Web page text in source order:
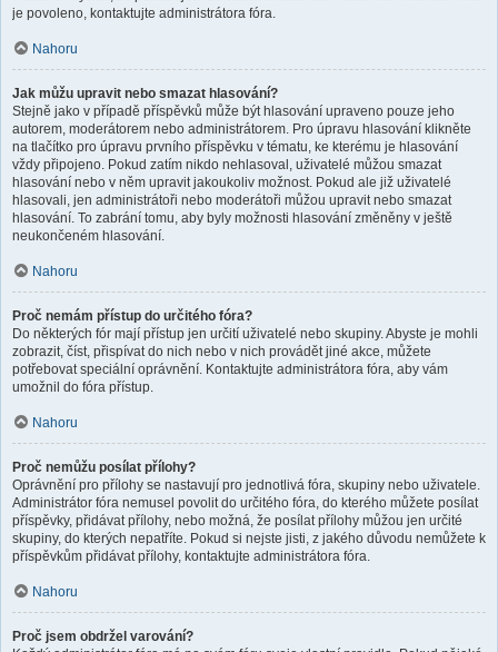
je povoleno, kontaktujte administrátora fóra.
Nahoru
Jak můžu upravit nebo smazat hlasování?
Stejně jako v případě příspěvků může být hlasování upraveno pouze jeho
autorem, moderátorem nebo administrátorem. Pro úpravu hlasování klikněte
na tlačítko pro úpravu prvního příspěvku v tématu, ke kterému je hlasování
vždy připojeno. Pokud zatím nikdo nehlasoval, uživatelé můžou smazat
hlasování nebo v něm upravit jakoukoliv možnost. Pokud ale již uživatelé
hlasovali, jen administrátoři nebo moderátoři můžou upravit nebo smazat
hlasování. To zabrání tomu, aby byly možnosti hlasování změněny v ještě
neukončeném hlasování.
Nahoru
Proč nemám přístup do určitého fóra?
Do některých fór mají přístup jen určití uživatelé nebo skupiny. Abyste je mohli
zobrazit, číst, přispívat do nich nebo v nich provádět jiné akce, můžete
potřebovat speciální oprávnění. Kontaktujte administrátora fóra, aby vám
umožnil do fóra přístup.
Nahoru
Proč nemůžu posílat přílohy?
Oprávnění pro přílohy se nastavují pro jednotlivá fóra, skupiny nebo uživatele.
Administrátor fóra nemusel povolit do určitého fóra, do kterého můžete posílat
příspěvky, přidávat přílohy, nebo možná, že posílat přílohy můžou jen určité
skupiny, do kterých nepatříte. Pokud si nejste jisti, z jakého důvodu nemůžete k
příspěvkům přidávat přílohy, kontaktujte administrátora fóra.
Nahoru
Proč jsem obdržel varování?